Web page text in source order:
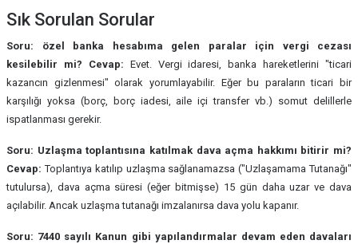
Sık Sorulan Sorular
Soru: özel banka hesabıma gelen paralar için vergi cezası
kesilebilir mi?
Cevap: Evet. Vergi idaresi, banka hareketlerini "ticari
kazancın gizlenmesi" olarak yorumlayabilir. Eğer bu paraların ticari bir
karşılığı yoksa (borç, borç iadesi, aile içi transfer vb.) somut delillerle
ispatlanması gerekir.
Soru: Uzlaşma toplantısına katılmak dava açma hakkımı bitirir mi?
Cevap: Toplantıya katılıp uzlaşma sağlanamazsa ("Uzlaşamama Tutanağı"
tutulursa), dava açma süresi (eğer bitmişse) 15 gün daha uzar ve dava
açılabilir. Ancak uzlaşma tutanağı imzalanırsa dava yolu kapanır.
Soru: 7440 sayılı Kanun gibi yapılandırmalar devam eden davaları